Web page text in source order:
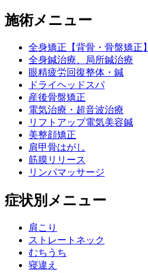
施術メニュー
全身矯正【背骨・骨盤矯正】
全身鍼治療、局所鍼治療
眼精疲労回復整体・鍼
ドライヘッドスパ
産後骨盤矯正
電気治療・超音波治療
リフトアップ電気美容鍼
美整顔矯正
肩甲骨はがし
筋膜リリース
リンパマッサージ
症状別メニュー
肩こり
ストレートネック
むちうち
寝違え